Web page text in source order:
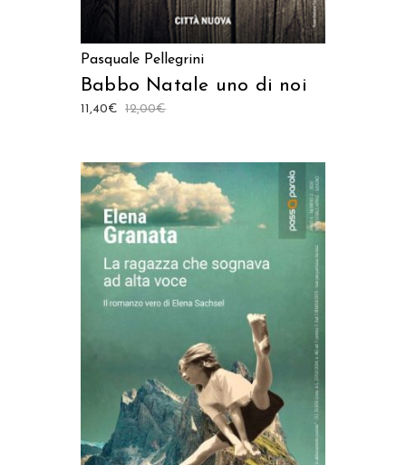
Pasquale Pellegrini
Babbo Natale uno di noi
12,00€
11,40€
AGGIUNGI AL CARRELLO